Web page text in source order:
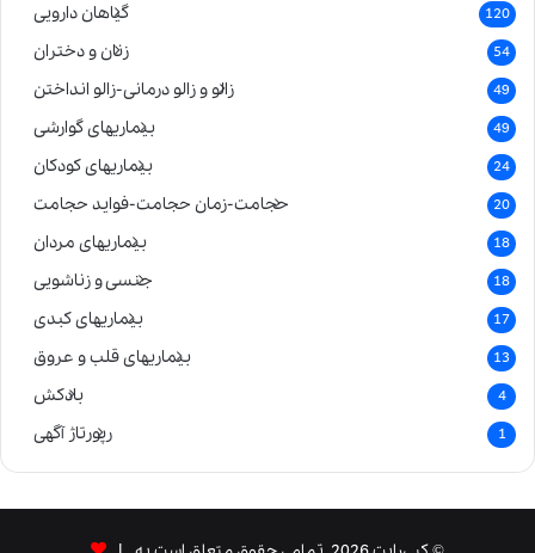
گیاهان دارویی 120
زنان و دختران 54
زالو و زالو درمانی-زالو انداختن 49
بیماریهای گوارشی 49
بیماریهای کودکان 24
حجامت-زمان حجامت-فواید حجامت 20
بیماریهای مردان 18
جنسی و زناشویی 18
بیماریهای کبدی 17
بیماریهای قلب و عروق 13
بادکش 4
رپورتاژ آگهی 1